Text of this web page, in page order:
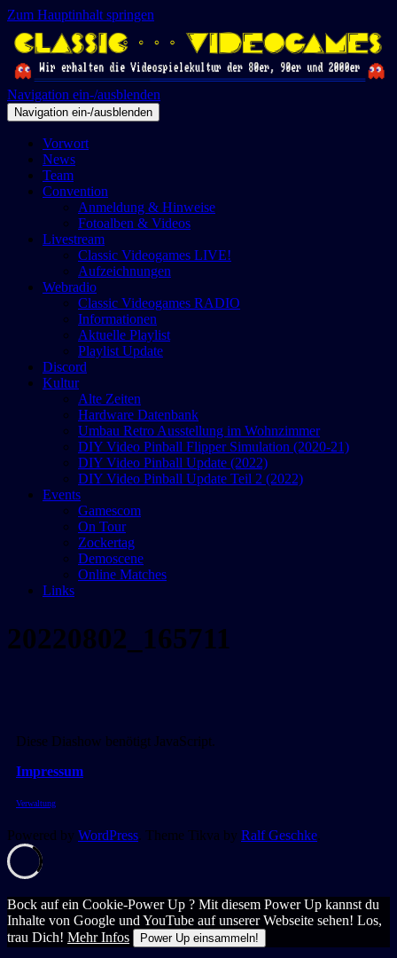
Zum Hauptinhalt springen
Navigation ein-/ausblenden
Navigation ein-/ausblenden
Vorwort
News
Team
Convention
Anmeldung & Hinweise
Fotoalben & Videos
Livestream
Classic Videogames LIVE!
Aufzeichnungen
Webradio
Classic Videogames RADIO
Informationen
Aktuelle Playlist
Playlist Update
Discord
Kultur
Alte Zeiten
Hardware Datenbank
Umbau Retro Ausstellung im Wohnzimmer
DIY Video Pinball Flipper Simulation (2020-21)
DIY Video Pinball Update (2022)
DIY Video Pinball Update Teil 2 (2022)
Events
Gamescom
On Tour
Zockertag
Demoscene
Online Matches
Links
20220802_165711
Diese Diashow benötigt JavaScript.
Impressum
Verwaltung
Powered by WordPress. Theme Tikva by Ralf Geschke.
Bock auf ein Cookie-Power Up ? Mit diesem Power Up kannst du
Inhalte von Google und YouTube auf unserer Webseite sehen! Los,
trau Dich! Mehr Infos Power Up einsammeln!